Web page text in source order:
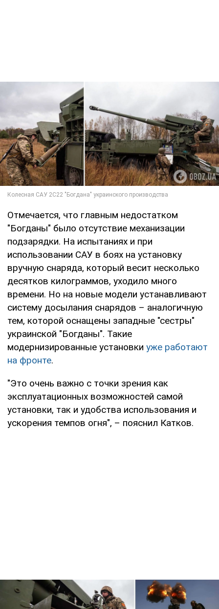
Отмечается, что главным недостатком
"Богданы" было отсутствие механизации
подзарядки. На испытаниях и при
использовании САУ в боях на установку
вручную снаряда, который весит несколько
десятков килограммов, уходило много
времени. Но на новые модели устанавливают
систему досылания снарядов – аналогичную
тем, которой оснащены западные "сестры"
украинской "Богданы". Такие
модернизированные установки уже работают
на фронте.
"Это очень важно с точки зрения как
эксплуатационных возможностей самой
установки, так и удобства использования и
ускорения темпов огня", – пояснил Катков.